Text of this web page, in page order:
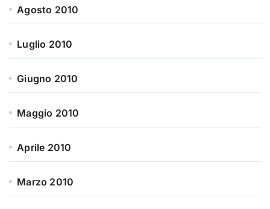
Agosto 2010
Luglio 2010
Giugno 2010
Maggio 2010
Aprile 2010
Marzo 2010